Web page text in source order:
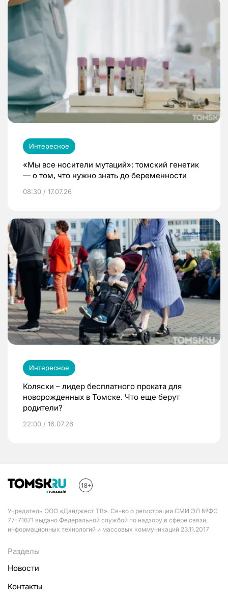
Интересное
«Мы все носители мутаций»: томский генетик
— о том, что нужно знать до беременности
08:30 / 17.07.26
Интересное
Коляски – лидер бесплатного проката для
новорожденных в Томске. Что еще берут
родители?
22:00 / 16.07.26
Учредитель ООО «Дайджест ТВ». Св-во о регистрации СМИ ЭЛ №ФС
77-71671 выдано Федеральной службой по надзору в сфере связи,
информационных технологий и массовых коммуникаций 23.11.2017
Разделы
Новости
Контакты